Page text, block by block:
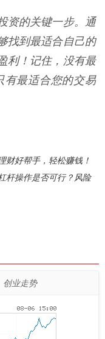
资的关键一步。通
找到最适合自己的
利！记住，没有最
有最适合您的交易
财好帮手，轻松赚钱！
杆操作是否可行？风险
创业走势